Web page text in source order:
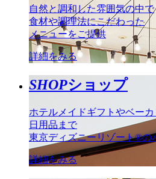
自然と調和した雰囲気の中で
食材や調理法にこだわった
メニューをご提供
詳細をみる
SHOPショップ
ホテルメイドギフトやベー
日用品まで
東京ディズニーリゾート®の
詳細をみる